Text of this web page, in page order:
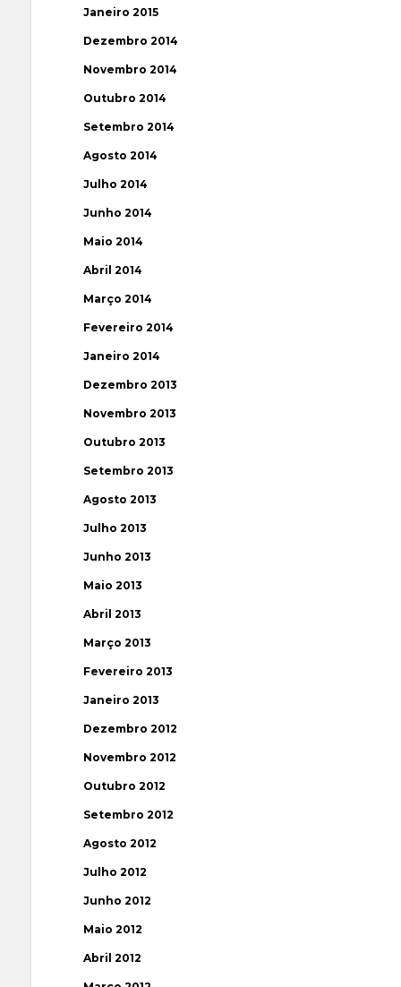
Janeiro 2015
Dezembro 2014
Novembro 2014
Outubro 2014
Setembro 2014
Agosto 2014
Julho 2014
Junho 2014
Maio 2014
Abril 2014
Março 2014
Fevereiro 2014
Janeiro 2014
Dezembro 2013
Novembro 2013
Outubro 2013
Setembro 2013
Agosto 2013
Julho 2013
Junho 2013
Maio 2013
Abril 2013
Março 2013
Fevereiro 2013
Janeiro 2013
Dezembro 2012
Novembro 2012
Outubro 2012
Setembro 2012
Agosto 2012
Julho 2012
Junho 2012
Maio 2012
Abril 2012